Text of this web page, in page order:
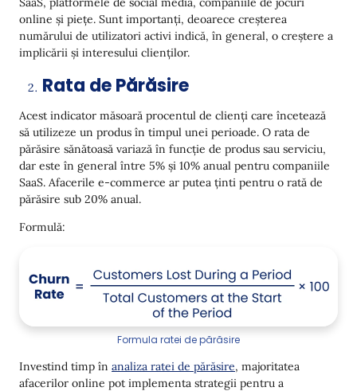
online și piețe. Sunt importanți, deoarece creșterea
numărului de utilizatori activi indică, în general, o creștere a
implicării și interesului clienților.
Rata de Părăsire
Acest indicator măsoară procentul de clienți care încetează
să utilizeze un produs în timpul unei perioade. O rata de
părăsire sănătoasă variază în funcție de produs sau serviciu,
dar este în general între 5% și 10% anual pentru companiile
SaaS. Afacerile e-commerce ar putea ținti pentru o rată de
părăsire sub 20% anual.
Formulă:
Formula ratei de părăsire
Investind timp în analiza ratei de părăsire, majoritatea
afacerilor online pot implementa strategii pentru a